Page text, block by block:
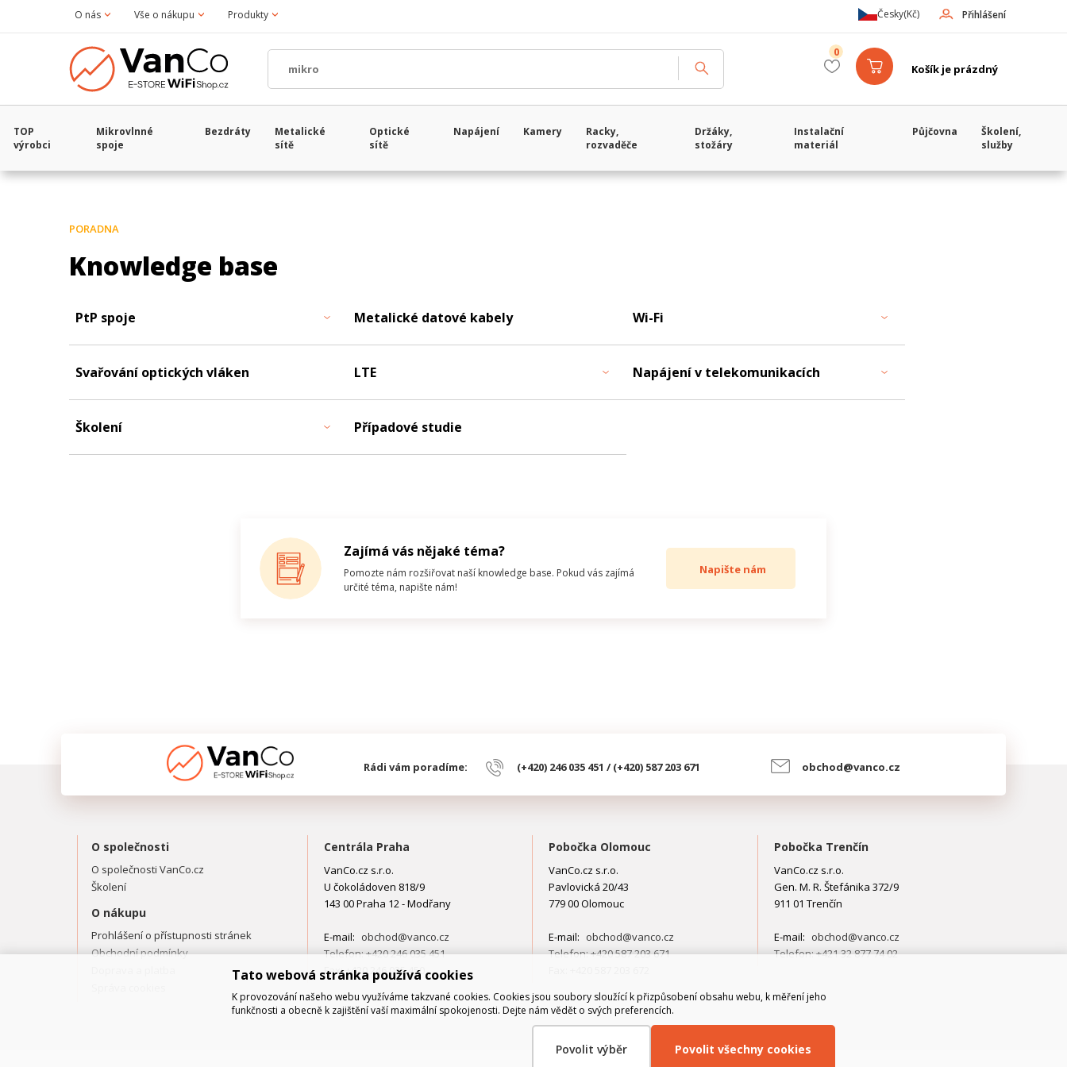
O nás Vše o nákupu Produkty Přihlášení
Česky(Kč)
Košík je prázdný
0
TOP
výrobci
Mikrovlnné
spoje
Bezdráty
Metalické
sítě
Optické
sítě
Napájení Kamery
Racky,
rozvaděče
Držáky,
stožáry
Instalační
materiál
Půjčovna
Školení,
služby
PORADNA
Knowledge base
PtP spoje Metalické datové kabely Wi-Fi
Svařování optických vláken LTE Napájení v telekomunikacích
Školení Případové studie
Zajímá vás nějaké téma?
Pomozte nám rozšiřovat naší knowledge base. Pokud vás zajímá
určité téma, napište nám!
Napište nám
Rádi vám poradíme: (+420) 246 035 451 / (+420) 587 203 671 obchod@vanco.cz
O společnosti
O společnosti VanCo.cz
Školení
O nákupu
Prohlášení o přístupnosti stránek
Obchodní podmínky
Centrála Praha
VanCo.cz s.r.o.
U čokoládoven 818/9
143 00 Praha 12 - Modřany
E-mail: obchod@vanco.cz
Telefon: +420 246 035 451
Fax: +420 246 035 450
Pobočka Olomouc
VanCo.cz s.r.o.
Pavlovická 20/43
779 00 Olomouc
E-mail: obchod@vanco.cz
Telefon: +420 587 203 671
Pobočka Trenčín
VanCo.cz s.r.o.
Gen. M. R. Štefánika 372/9
911 01 Trenčín
E-mail: obchod@vanco.cz
Telefon: +421 32 877 74 02
Tato webová stránka používá cookies
K provozování našeho webu využíváme takzvané cookies. Cookies jsou soubory sloužící k přizpůsobení obsahu webu, k měření jeho
funkčnosti a obecně k zajištění vaší maximální spokojenosti. Dejte nám vědět o svých preferencích.
Povolit výběr Povolit všechny cookies